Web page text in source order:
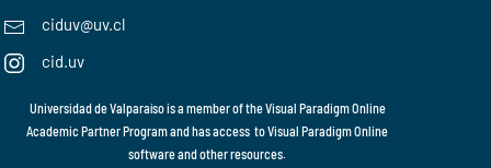
ciduv@uv.cl
cid.uv
Universidad de Valparaíso is a member of theVisual Paradigm Online
Academic Partner Programand has access toVisual Paradigm Online
software and other resources.